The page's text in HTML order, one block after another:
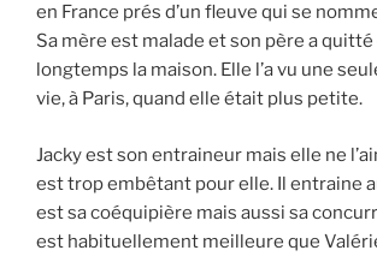
en France prés d’un fleuve qui se
Sa mère est malade et son père a
longtemps la maison. Elle l’a vu une
vie, à Paris, quand elle était plus petite.
Jacky est son entraineur mais elle ne
est trop embêtant pour elle. Il entraine
est sa coéquipière mais aussi sa
est habituellement meilleure que